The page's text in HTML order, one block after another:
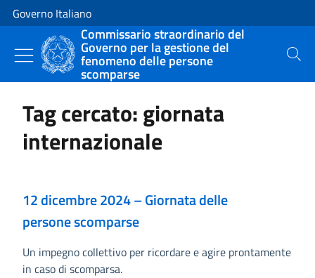
Vai al contenuto
Vai alla navigazione del sito
Governo Italiano
Commissario straordinario del
Governo per la gestione del
fenomeno delle persone
scomparse
Cerca
Tag cercato: giornata
internazionale
12 dicembre 2024 – Giornata delle
persone scomparse
Un impegno collettivo per ricordare e agire prontamente
in caso di scomparsa.